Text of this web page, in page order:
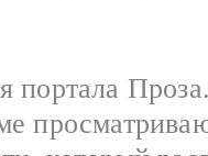
портала